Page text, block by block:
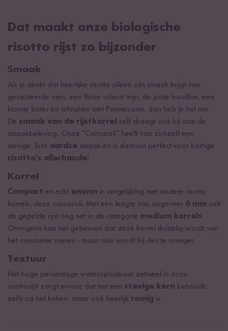
Dat maakt onze biologische
risotto rijst zo bijzonder
Smaak
Als je denkt dat heerlijke risotto alleen zijn smaak krijgt van
gesauteerde uien, een flinke scheut wijn, de juiste bouillon, een
klontje boter en afmaken met Parmezaan, dan heb je het mis.
De smaak van de rijstkorrel
zelf draagt ook bij aan de
smaakbeleving. Onze "Carnaroli" heeft van zichzelf een
stevige, licht aardse smaak en is daarom perfect voor hartige
risotto's allerhande!
Korrel
Compact en echt enorm in vergelijking met andere risotto
korrels, deze carnaroli. Met een lengte van ongeveer 6 mm valt
de gepelde rijst nog net in de categorie medium korrels.
Overigens kan het gebeuren dat deze korrel duizelig wordt van
het constante roeren - maar dan wordt hij des te romiger.
Textuur
Het hoge percentage wateroplosbaar zetmeel in onze
risottorijst zorgt ervoor dat het een stevige kern behoudt,
zelfs na het koken, maar ook heerlijk romig is.